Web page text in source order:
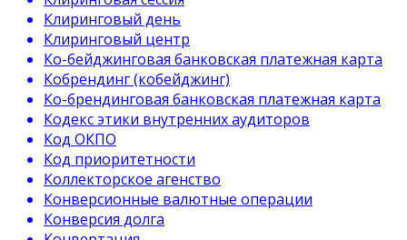
Клиринговый день
Клиринговый центр
Ко-бейджинговая банковская платежная карта
Кобрендинг (кобейджинг)
Ко-брендинговая банковская платежная карта
Кодекс этики внутренних аудиторов
Код ОКПО
Код приоритетности
Коллекторское агенство
Конверсионные валютные операции
Конверсия долга